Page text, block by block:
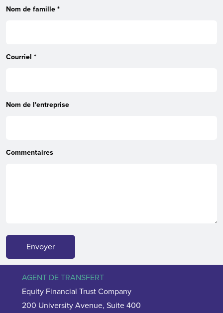
Nom de famille*
Courriel *
Nom de l'entreprise
Commentaires
Envoyer
AGENT DE TRANSFERT
Equity Financial Trust Company
200 University Avenue, Suite 400